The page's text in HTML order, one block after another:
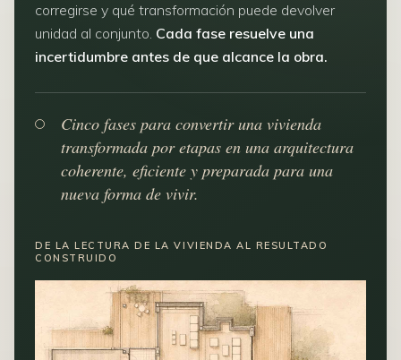
corregirse y qué transformación puede devolver
unidad al conjunto. Cada fase resuelve una
incertidumbre antes de que alcance la obra.
Cinco fases para convertir una vivienda
transformada por etapas en una arquitectura
coherente, eficiente y preparada para una
nueva forma de vivir.
DE LA LECTURA DE LA VIVIENDA AL RESULTADO
CONSTRUIDO